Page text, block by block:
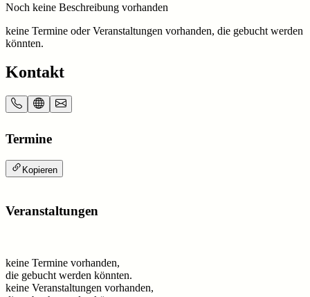
Noch keine Beschreibung vorhanden
keine Termine oder Veranstaltungen vorhanden, die gebucht werden
könnten.
Kontakt
Termine
Kopieren
Veranstaltungen
keine Termine vorhanden,
die gebucht werden könnten.
keine Veranstaltungen vorhanden,